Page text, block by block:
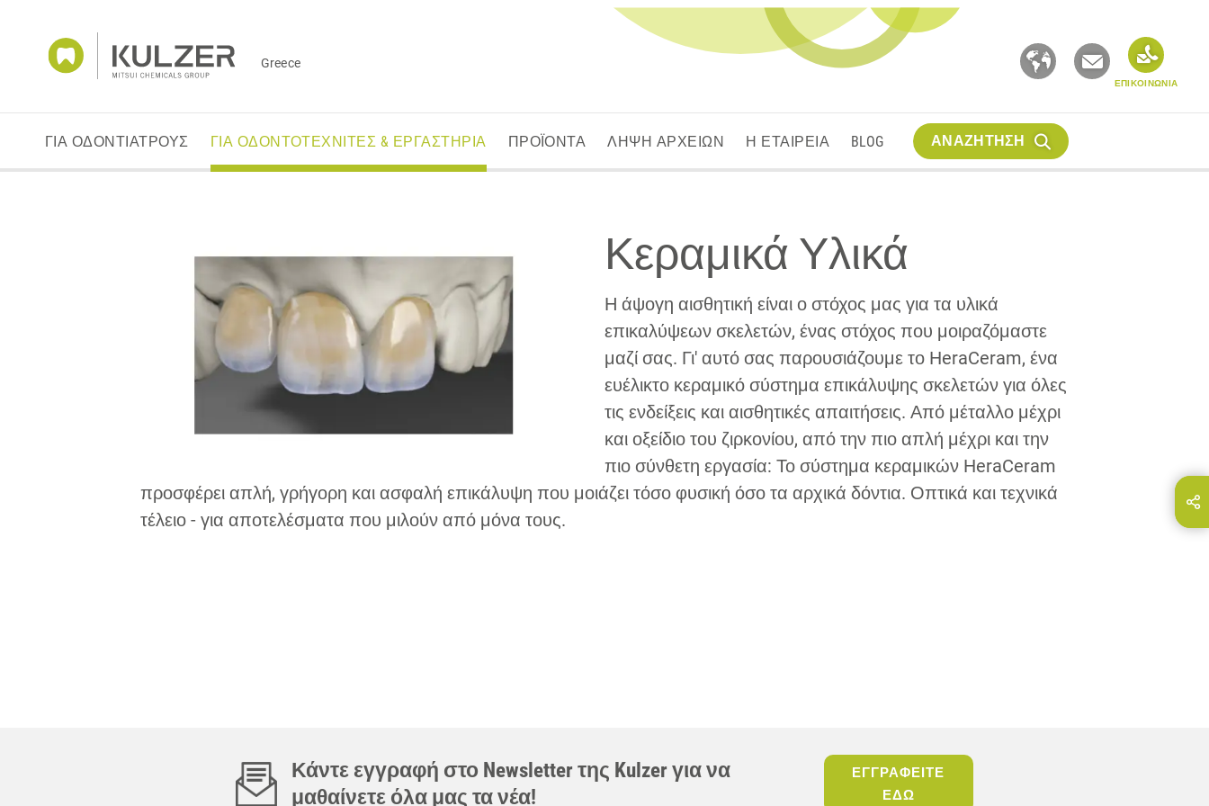
Greece
ΕΠΙΚΟΙΝΩΝΙΑ
ΓΙΑ ΟΔΟΝΤΙΑΤΡΟΥΣ ΓΙΑ ΟΔΟΝΤΟΤΕΧΝΙΤΕΣ & ΕΡΓΑΣΤΗΡΙΑ ΠΡΟΪΟΝΤΑ ΛΗΨΗ ΑΡΧΕΙΩΝ Η ΕΤΑΙΡΕΙΑ BLOG ΑΝΑΖΗΤΗΣΗ
Share this page on...
Κεραμικά Υλικά
Η άψογη αισθητική είναι ο στόχος μας για τα υλικά
επικαλύψεων σκελετών, ένας στόχος που μοιραζόμαστε
μαζί σας. Γι' αυτό σας παρουσιάζουμε το HeraCeram, ένα
ευέλικτο κεραμικό σύστημα επικάλυψης σκελετών για όλες
τις ενδείξεις και αισθητικές απαιτήσεις. Από μέταλλο μέχρι
και οξείδιο του ζιρκονίου, από την πιο απλή μέχρι και την
πιο σύνθετη εργασία: Το σύστημα κεραμικών HeraCeram
προσφέρει απλή, γρήγορη και ασφαλή επικάλυψη που μοιάζει τόσο φυσική όσο τα αρχικά δόντια. Οπτικά και τεχνικά
τέλειο - για αποτελέσματα που μιλούν από μόνα τους.
Κάντε εγγραφή στο Newsletter της Kulzer για να
μαθαίνετε όλα μας τα νέα!
ΕΓΓΡΑΦΕΙΤΕ
ΕΔΩ